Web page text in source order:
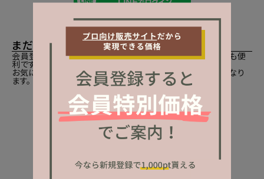
まだご登録がお済みでないお客様
会員登録をしていただきますと、二度目のお買い物時にとても便
利です。
お気に入り商品をご登録いただけるなどお買い物が便利になり
ます。
会員登録